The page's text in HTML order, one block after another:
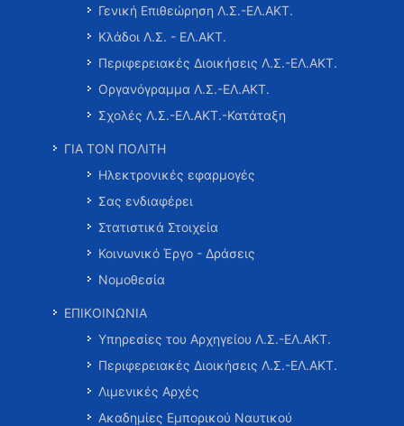
Γενική Επιθεώρηση Λ.Σ.-ΕΛ.ΑΚΤ.
Κλάδοι Λ.Σ. - ΕΛ.ΑΚΤ.
Περιφερειακές Διοικήσεις Λ.Σ.-ΕΛ.ΑΚΤ.
Οργανόγραμμα Λ.Σ.-ΕΛ.ΑΚΤ.
Σχολές Λ.Σ.-ΕΛ.ΑΚΤ.-Κατάταξη
ΓΙΑ ΤΟΝ ΠΟΛΙΤΗ
Ηλεκτρονικές εφαρμογές
Σας ενδιαφέρει
Στατιστικά Στοιχεία
Κοινωνικό Έργο - Δράσεις
Νομοθεσία
ΕΠΙΚΟΙΝΩΝΙΑ
Υπηρεσίες του Αρχηγείου Λ.Σ.-ΕΛ.ΑΚΤ.
Περιφερειακές Διοικήσεις Λ.Σ.-ΕΛ.ΑΚΤ.
Λιμενικές Αρχές
Ακαδημίες Εμπορικού Ναυτικού